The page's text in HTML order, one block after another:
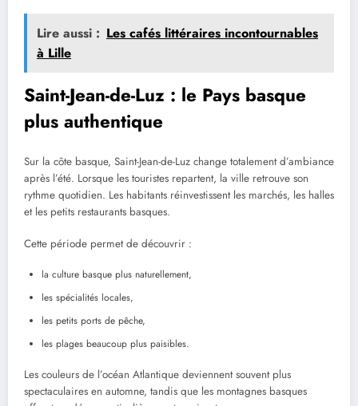
Lire aussi : Les cafés littéraires incontournables
à Lille
Saint-Jean-de-Luz : le Pays basque
plus authentique
Sur la côte basque, Saint-Jean-de-Luz change totalement d’ambiance
après l’été. Lorsque les touristes repartent, la ville retrouve son
rythme quotidien. Les habitants réinvestissent les marchés, les halles
et les petits restaurants basques.
Cette période permet de découvrir :
la culture basque plus naturellement,
les spécialités locales,
les petits ports de pêche,
les plages beaucoup plus paisibles.
Les couleurs de l’océan Atlantique deviennent souvent plus
spectaculaires en automne, tandis que les montagnes basques